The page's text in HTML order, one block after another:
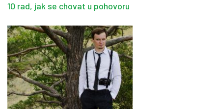
10 rad, jak se chovat u pohovoru